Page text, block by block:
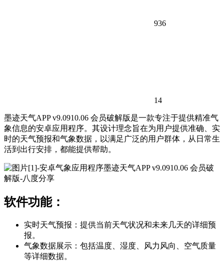
936
14
墨迹天气APP v9.0910.06 会员破解版是一款专注于提供精准气
象信息的安卓应用程序。其设计理念旨在为用户提供准确、实
时的天气预报和气象数据，以满足广泛的用户群体，从日常生
活到出行安排，都能提供帮助。
软件功能：
实时天气预报：提供当前天气状况和未来几天的详细预
报。
气象数据展示：包括温度、湿度、风力风向、空气质量
等详细数据。